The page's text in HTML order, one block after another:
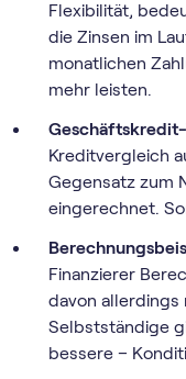
Flexibilität,
die Zinsen im
monatlichen
mehr leisten.
Kreditvergleich
Gegensatz zum
eingerechnet.
Finanzierer
davon allerdings
Selbstständige
bessere –